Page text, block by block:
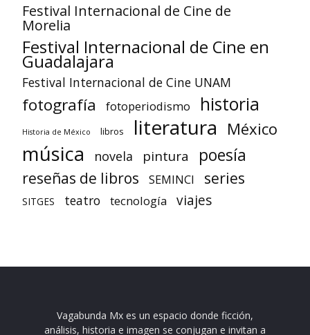
Festival Internacional de Cine de
Morelia
Festival Internacional de Cine en
Guadalajara
Festival Internacional de Cine UNAM
fotografía fotoperiodismo historia
Historia de México libros literatura México
música novela pintura poesía
reseñas de libros SEMINCI series
SITGES teatro tecnología viajes
Vagabunda Mx es un espacio donde ficción,
análisis, historia e imagen se conjugan e invitan a